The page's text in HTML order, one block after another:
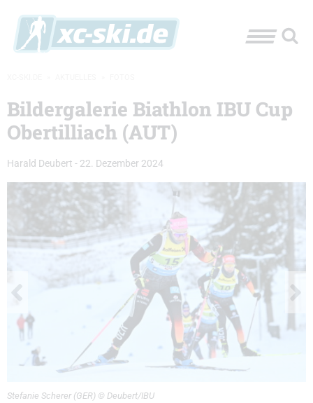
Bildergalerie Biathlon IBU Cup
Obertilliach (AUT)
Harald Deubert - 22. Dezember 2024
Stefanie Scherer (GER) © Deubert/IBU